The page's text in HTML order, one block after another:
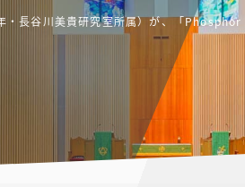
年・長谷川美貴研究室所属）が、「